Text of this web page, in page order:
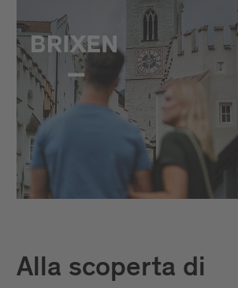
Alla scoperta di